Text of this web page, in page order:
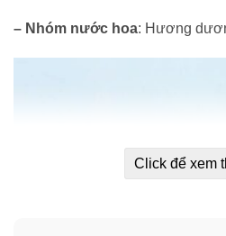
– Nhóm nước hoa: Hương
Click để xem